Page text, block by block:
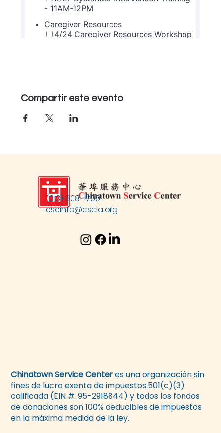
Compartir este evento
(213) 808-1700
cscinfo@cscla.org
Chinatown Service Centeres una organización sin
fines de lucro exenta de impuestos 501(c)(3)
calificada (EIN #: 95-2918844) y todos los fondos
de donaciones son 100% deducibles de impuestos
en la máxima medida de la ley.